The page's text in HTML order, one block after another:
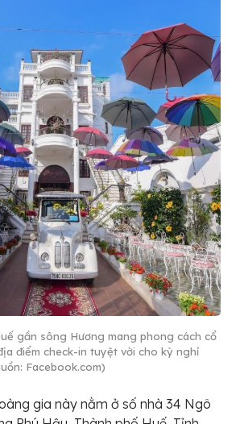
gần sông Hương mang phong cách cổ
điểm check-in tuyệt vời cho kỳ nghỉ
Facebook.com)
gia này nằm ở số nhà 34 Ngô